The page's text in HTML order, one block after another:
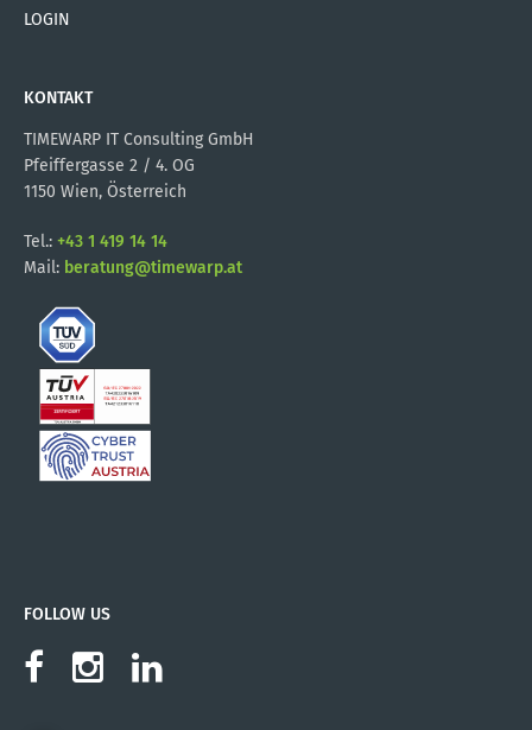
LOGIN
KONTAKT
TIMEWARP IT Consulting GmbH
Pfeiffergasse 2 / 4. OG
1150 Wien, Österreich
Tel.: +43 1 419 14 14
Mail: beratung@timewarp.at
FOLLOW US